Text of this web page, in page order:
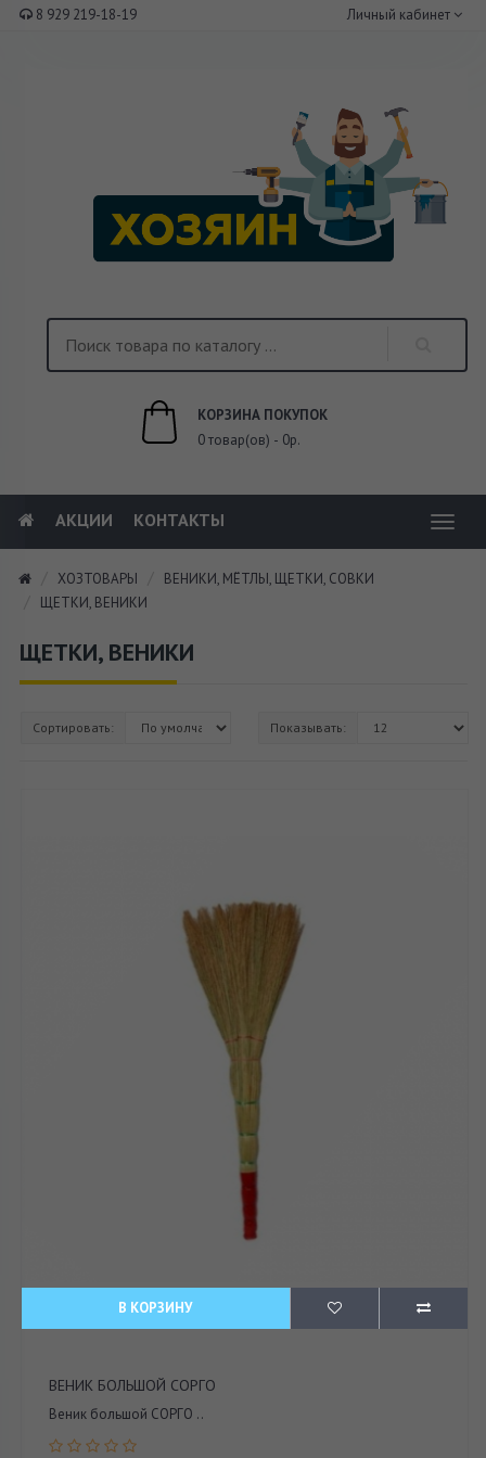
8 929 219-18-19 Личный кабинет
КОРЗИНА ПОКУПОК
0 товар(ов) - 0р.
АКЦИИ КОНТАКТЫ
ХОЗТОВАРЫ
ВЕНИКИ, МЁТЛЫ, ЩЕТКИ, СОВКИ
ЩЕТКИ, ВЕНИКИ
ЩЕТКИ, ВЕНИКИ
Сортировать: Показывать:
В КОРЗИНУ
ВЕНИК БОЛЬШОЙ СОРГО
Веник большой СОРГО ..